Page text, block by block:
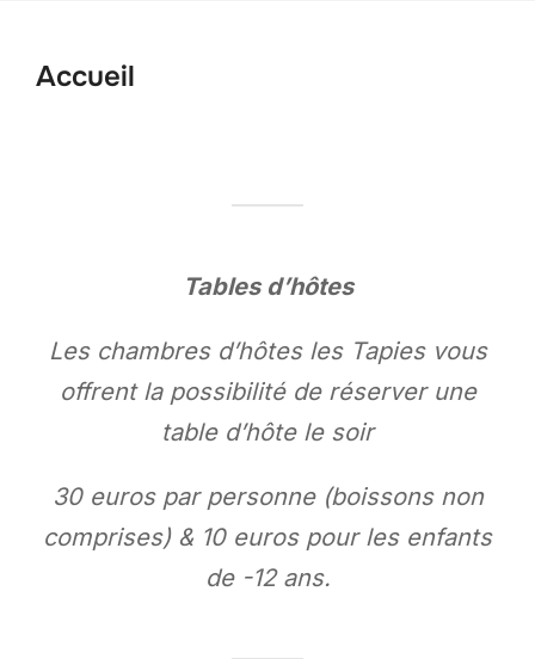
Accueil
Tables d’hôtes
Les chambres d’hôtes les Tapies vous
offrent la possibilité de réserver une
table d’hôte le soir
30 euros par personne (boissons non
comprises) & 10 euros pour les enfants
de -12 ans.